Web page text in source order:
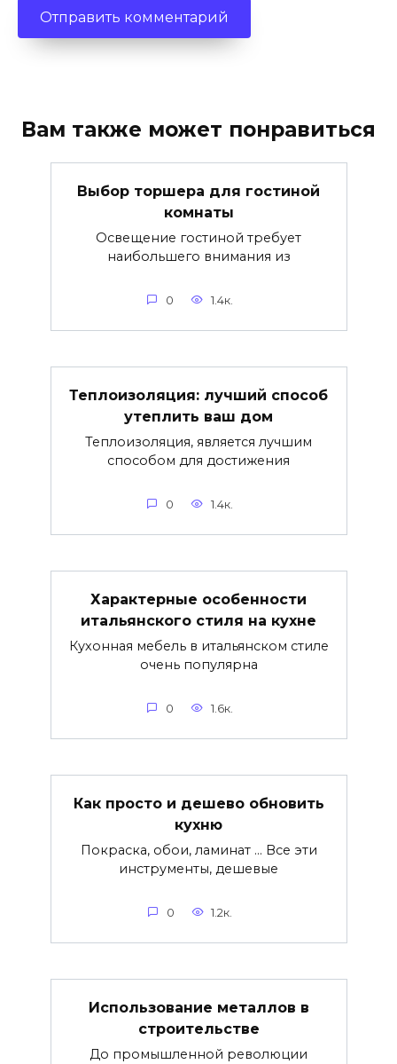
Вам также может понравиться
Выбор торшера для гостиной
комнаты
Освещение гостиной требует
наибольшего внимания из
0 1.4к.
Теплоизоляция: лучший способ
утеплить ваш дом
Теплоизоляция, является лучшим
способом для достижения
0 1.4к.
Характерные особенности
итальянского стиля на кухне
Кухонная мебель в итальянском стиле
очень популярна
0 1.6к.
Как просто и дешево обновить
кухню
Покраска, обои, ламинат … Все эти
инструменты, дешевые
0 1.2к.
Использование металлов в
строительстве
До промышленной революции